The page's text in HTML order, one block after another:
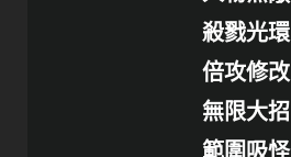
殺戮光環
倍攻修改
無限大招
範圍吸怪